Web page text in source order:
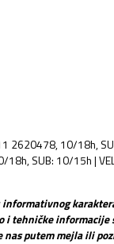
2620478, 10/18h,
SUB: 10/15h |
i tehničke informacije
putem mejla ili